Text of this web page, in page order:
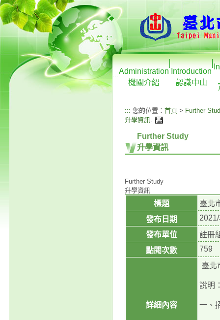
:::
Administration
機關介紹
Introduction
認識中山
::: 您的位置： 首頁 > Further
升學資訊.
Further Study
升學資訊
Further Study
升學資訊
標題
臺北
發布日期
發布單位
註冊
點閱次數
759
詳細內容
臺北
說明
一、